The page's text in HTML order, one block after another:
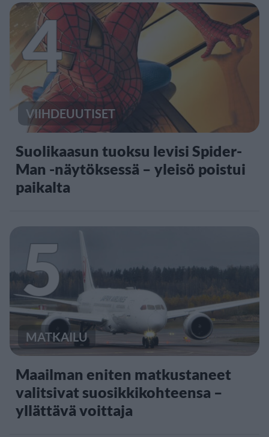
4
VIIHDEUUTISET
Suolikaasun tuoksu levisi Spider-
Man -näytöksessä – yleisö poistui
paikalta
5
MATKAILU
Maailman eniten matkustaneet
valitsivat suosikkikohteensa –
yllättävä voittaja